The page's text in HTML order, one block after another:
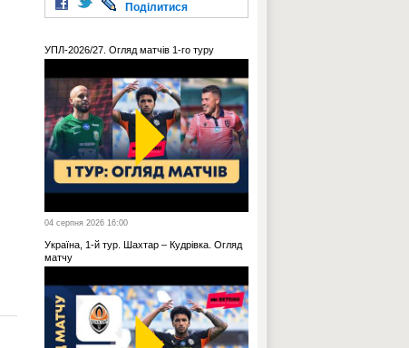
Поділитися
УПЛ-2026/27. Огляд матчів 1-го туру
04 серпня 2026 16:00
Україна, 1-й тур. Шахтар – Кудрівка. Огляд
матчу